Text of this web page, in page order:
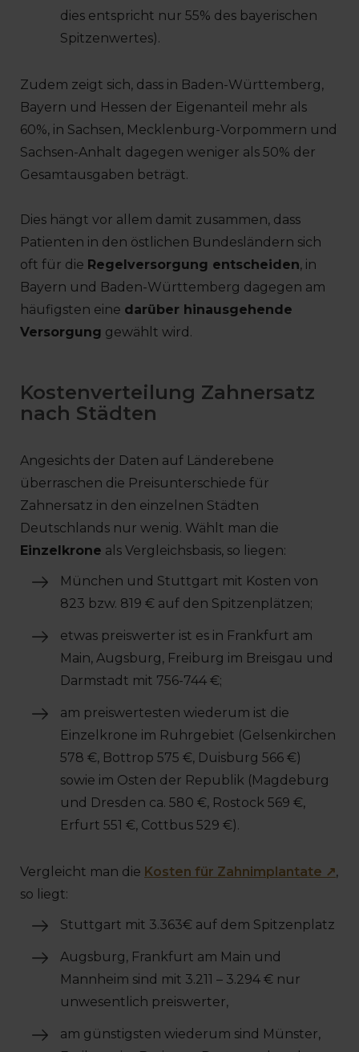
dies entspricht nur 55% des bayerischen
Spitzenwertes).
Zudem zeigt sich, dass in Baden-Württemberg,
Bayern und Hessen der Eigenanteil mehr als
60%, in Sachsen, Mecklenburg-Vorpommern und
Sachsen-Anhalt dagegen weniger als 50% der
Gesamtausgaben beträgt.
Dies hängt vor allem damit zusammen, dass
Patienten in den östlichen Bundesländern sich
oft für die Regelversorgung entscheiden, in
Bayern und Baden-Württemberg dagegen am
häufigsten eine darüber hinausgehende
Versorgung gewählt wird.
Kostenverteilung Zahnersatz
nach Städten
Angesichts der Daten auf Länderebene
überraschen die Preisunterschiede für
Zahnersatz in den einzelnen Städten
Deutschlands nur wenig. Wählt man die
Einzelkrone als Vergleichsbasis, so liegen:
München und Stuttgart mit Kosten von
823 bzw. 819 € auf den Spitzenplätzen;
etwas preiswerter ist es in Frankfurt am
Main, Augsburg, Freiburg im Breisgau und
Darmstadt mit 756-744 €;
am preiswertesten wiederum ist die
Einzelkrone im Ruhrgebiet (Gelsenkirchen
578 €, Bottrop 575 €, Duisburg 566 €)
sowie im Osten der Republik (Magdeburg
und Dresden ca. 580 €, Rostock 569 €,
Erfurt 551 €, Cottbus 529 €).
Vergleicht man die Kosten für Zahnimplantate ↗,
so liegt:
Stuttgart mit 3.363€ auf dem Spitzenplatz
Augsburg, Frankfurt am Main und
Mannheim sind mit 3.211 – 3.294 € nur
unwesentlich preiswerter,
am günstigsten wiederum sind Münster,